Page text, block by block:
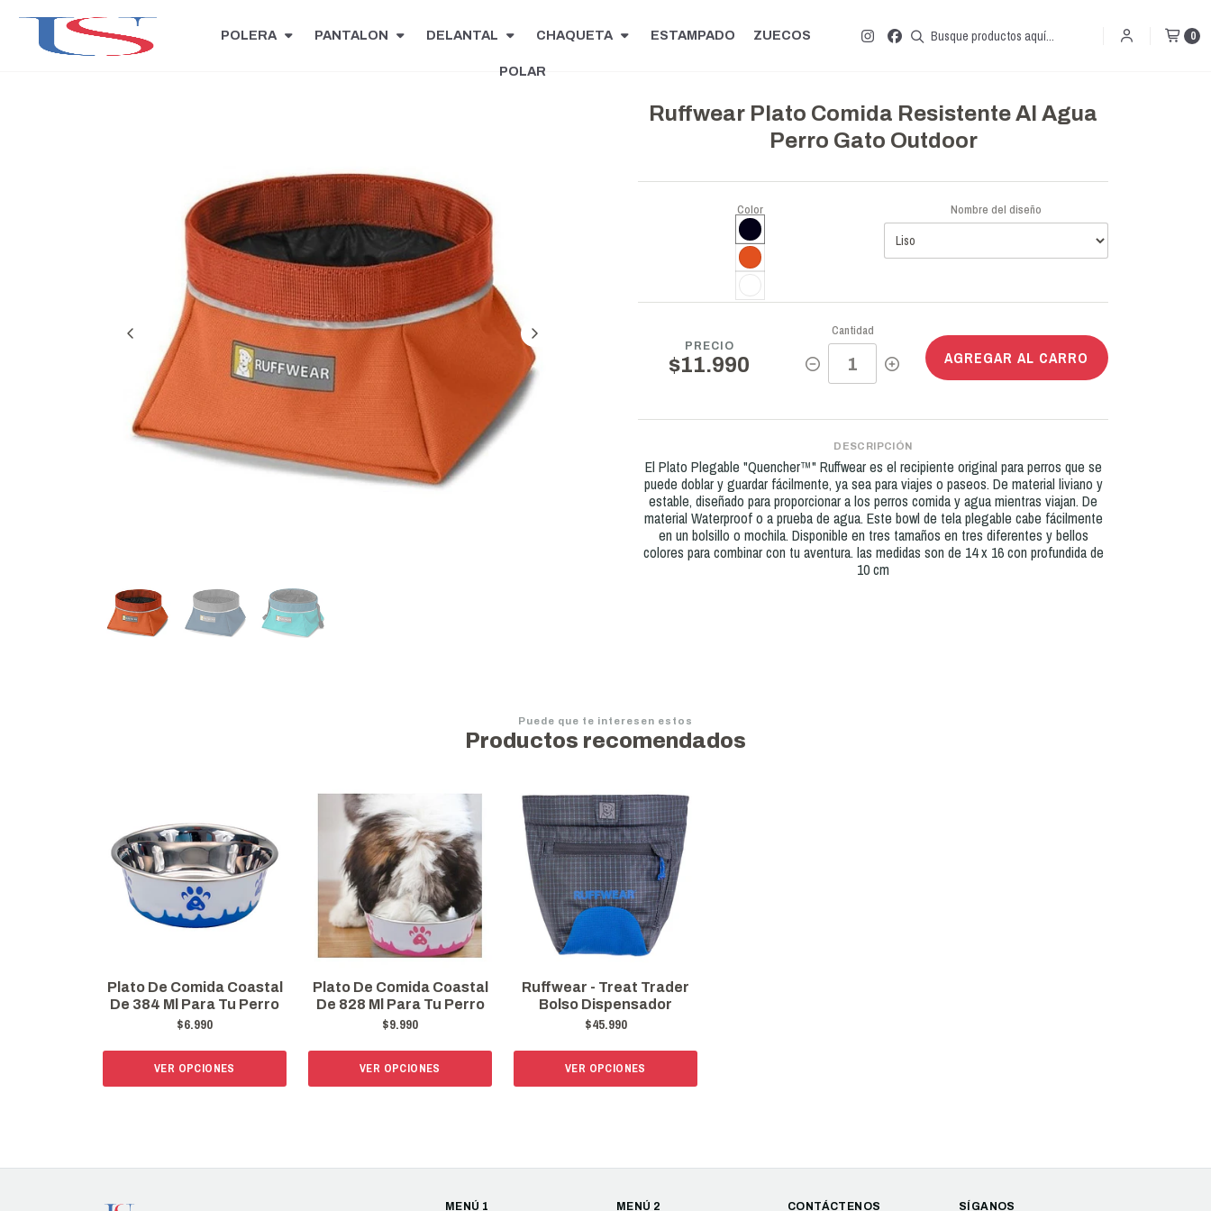
POLERA PANTALON DELANTAL CHAQUETA ESTAMPADO ZUECOS
POLAR
0
Ruffwear Plato Comida Resistente Al Agua
Perro Gato Outdoor
Color Nombre del diseño
PRECIO
$11.990
Cantidad
AGREGAR AL CARRO
DESCRIPCIÓN
El Plato Plegable "Quencher™" Ruffwear es el recipiente original para perros que se
puede doblar y guardar fácilmente, ya sea para viajes o paseos. De material liviano y
estable, diseñado para proporcionar a los perros comida y agua mientras viajan. De
material Waterproof o a prueba de agua. Este bowl de tela plegable cabe fácilmente
en un bolsillo o mochila. Disponible en tres tamaños en tres diferentes y bellos
colores para combinar con tu aventura. las medidas son de 14 x 16 con profundida de
10 cm
Puede que te interesen estos
Productos recomendados
Plato De Comida Coastal
De 384 Ml Para Tu Perro
$6.990
VER OPCIONES
Plato De Comida Coastal
De 828 Ml Para Tu Perro
$9.990
VER OPCIONES
Ruffwear - Treat Trader
Bolso Dispensador
$45.990
VER OPCIONES
MENÚ 1 MENÚ 2 CONTÁCTENOS SÍGANOS